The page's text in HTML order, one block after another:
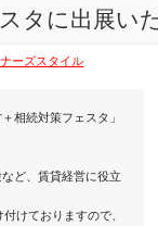
タに出展い
ーズスタイル
相続対策フェスタ」
ど、賃貸経営に役立
けておりますので、